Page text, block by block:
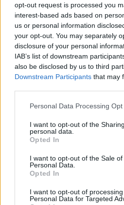
opt-out request is processed you
interest-based ads based on
us or personal information
your opt-out. You may separately
disclosure of your personal
IAB’s list of downstream
also be disclosed by us to third
Downstream Participants that may
Please note that this website/app
not limited to your visit or usage
grant or deny consent to Google
use your data for below specified
consent section.
Personal Data Processing
I want to opt-out of the
personal data.
Opted In
I want to opt-out of the Sale of
Personal Data.
Opted In
I want to opt-out of
Personal Data for Targeted